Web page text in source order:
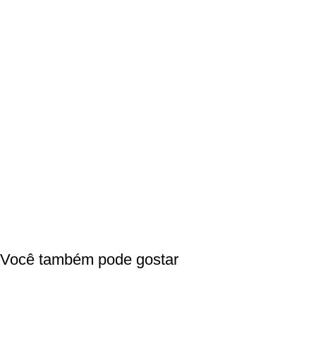
Você também pode gostar